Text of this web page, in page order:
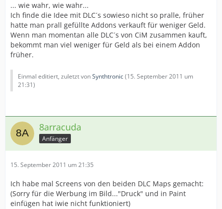
... wie wahr, wie wahr...
Ich finde die Idee mit DLC´s sowieso nicht so pralle, früher
hatte man prall gefüllte Addons verkauft für weniger Geld.
Wenn man momentan alle DLC´s von CiM zusammen kauft,
bekommt man viel weniger für Geld als bei einem Addon
früher.
Einmal editiert, zuletzt vonSynthtronic(15. September 2011 um
21:31)
8arracuda
Anfänger
15. September 2011 um 21:35
Ich habe mal Screens von den beiden DLC Maps gemacht:
(Sorry für die Werbung im Bild..."Druck" und in Paint
einfügen hat iwie nicht funktioniert)